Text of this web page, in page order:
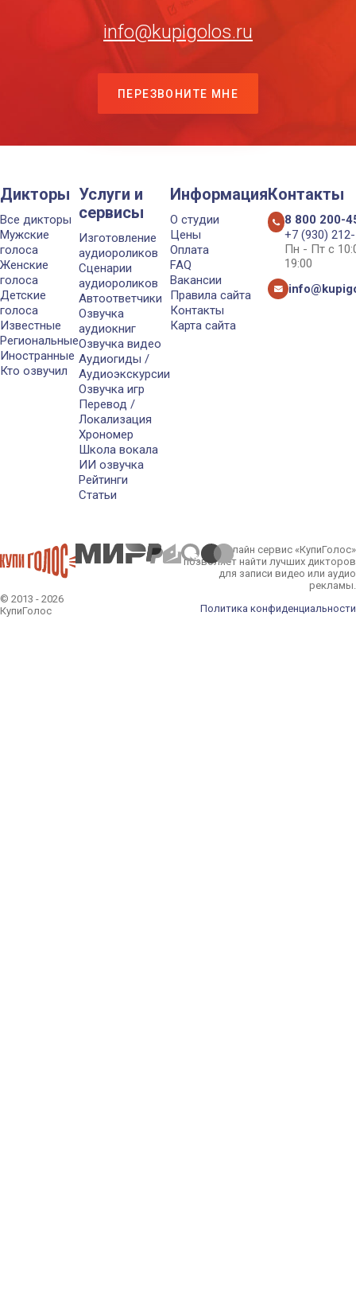
info@kupigolos.ru
ПЕРЕЗВОНИТЕ МНЕ
Дикторы
Все дикторы
Мужские
голоса
Женские
голоса
Детские
голоса
Известные
Региональные
Иностранные
Кто озвучил
Услуги и
сервисы
Изготовление
аудиороликов
Сценарии
аудиороликов
Автоответчики
Озвучка
аудиокниг
Озвучка видео
Аудиогиды /
Аудиоэкскурсии
Озвучка игр
Перевод /
Локализация
Хрономер
Школа вокала
ИИ озвучка
Рейтинги
Статьи
Информация
О студии
Цены
Оплата
FAQ
Вакансии
Правила сайта
Контакты
Карта сайта
Контакты
8 800 200-
+7 (930)
Пн - Пт с
19:00
© 2013 - 2026
КупиГолос
Онлайн сервис «КупиГолос»
позволяет найти лучших дикторов
для записи видео или аудио
рекламы.
Политика конфиденциальности